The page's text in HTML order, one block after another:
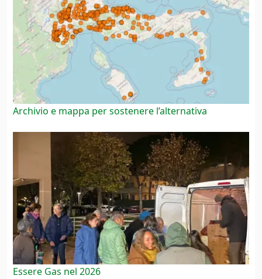
Archivio e mappa per sostenere l’alternativa
Essere Gas nel 2026